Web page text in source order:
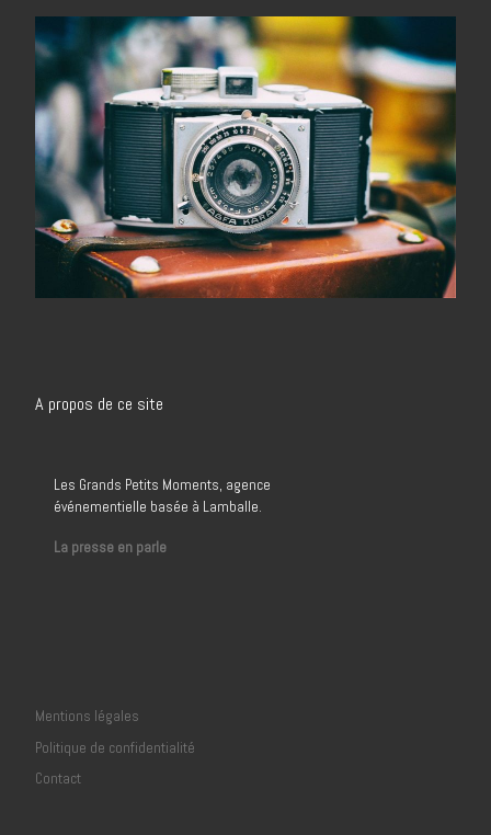
A propos de ce site
Les Grands Petits Moments, agence
événementielle basée à Lamballe.
La presse en parle
Mentions légales
Politique de confidentialité
Contact